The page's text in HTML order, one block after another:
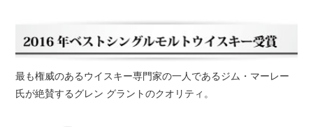
最も権威のあるウイスキー専門家の一人であるジム・マーレー
氏が絶賛するグレン グラントのクオリティ。